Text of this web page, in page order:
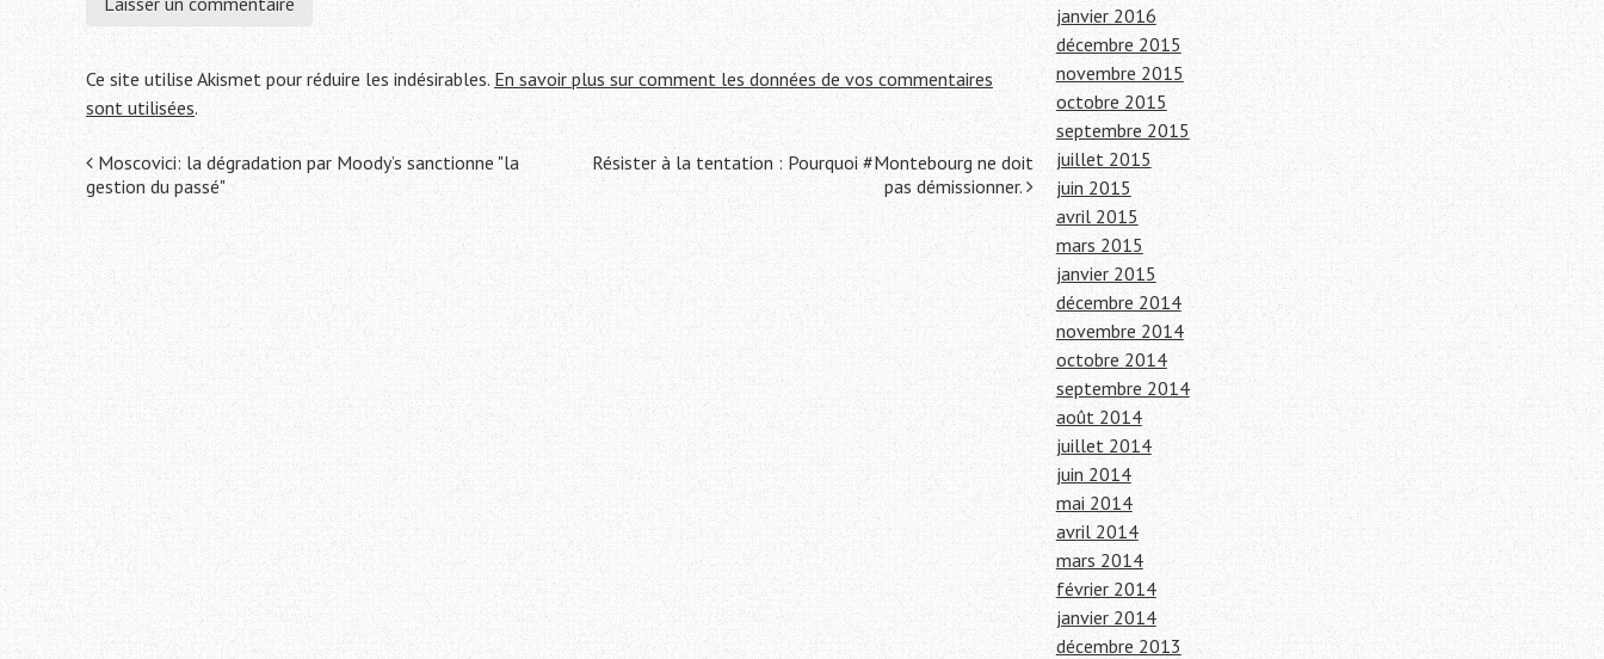
Ce site utilise Akismet pour réduire les indésirables. En savoir plus sur comment les données de vos commentaires
sont utilisées.
Navigation
de
l'article
Moscovici: la dégradation par Moody’s sanctionne "la
gestion du passé"
Résister à la tentation : Pourquoi #Montebourg ne doit
pas démissionner.
janvier 2016
décembre 2015
novembre 2015
octobre 2015
septembre 2015
juillet 2015
juin 2015
avril 2015
mars 2015
janvier 2015
décembre 2014
novembre 2014
octobre 2014
septembre 2014
août 2014
juillet 2014
juin 2014
mai 2014
avril 2014
mars 2014
février 2014
janvier 2014
décembre 2013